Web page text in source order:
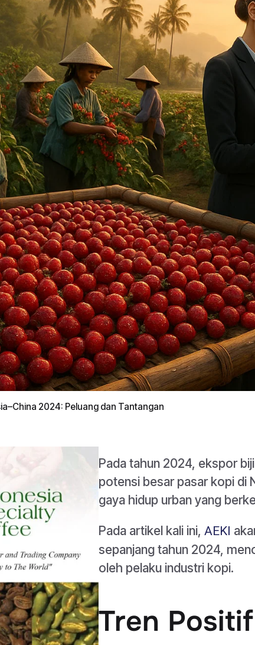
2024: Peluang dan Tantangan
Pada tahun 2024, ekspor
potensi besar pasar kopi di
gaya hidup urban yang
Pada artikel kali ini, AEKI
sepanjang tahun 2024,
oleh pelaku industri kopi.
Tren